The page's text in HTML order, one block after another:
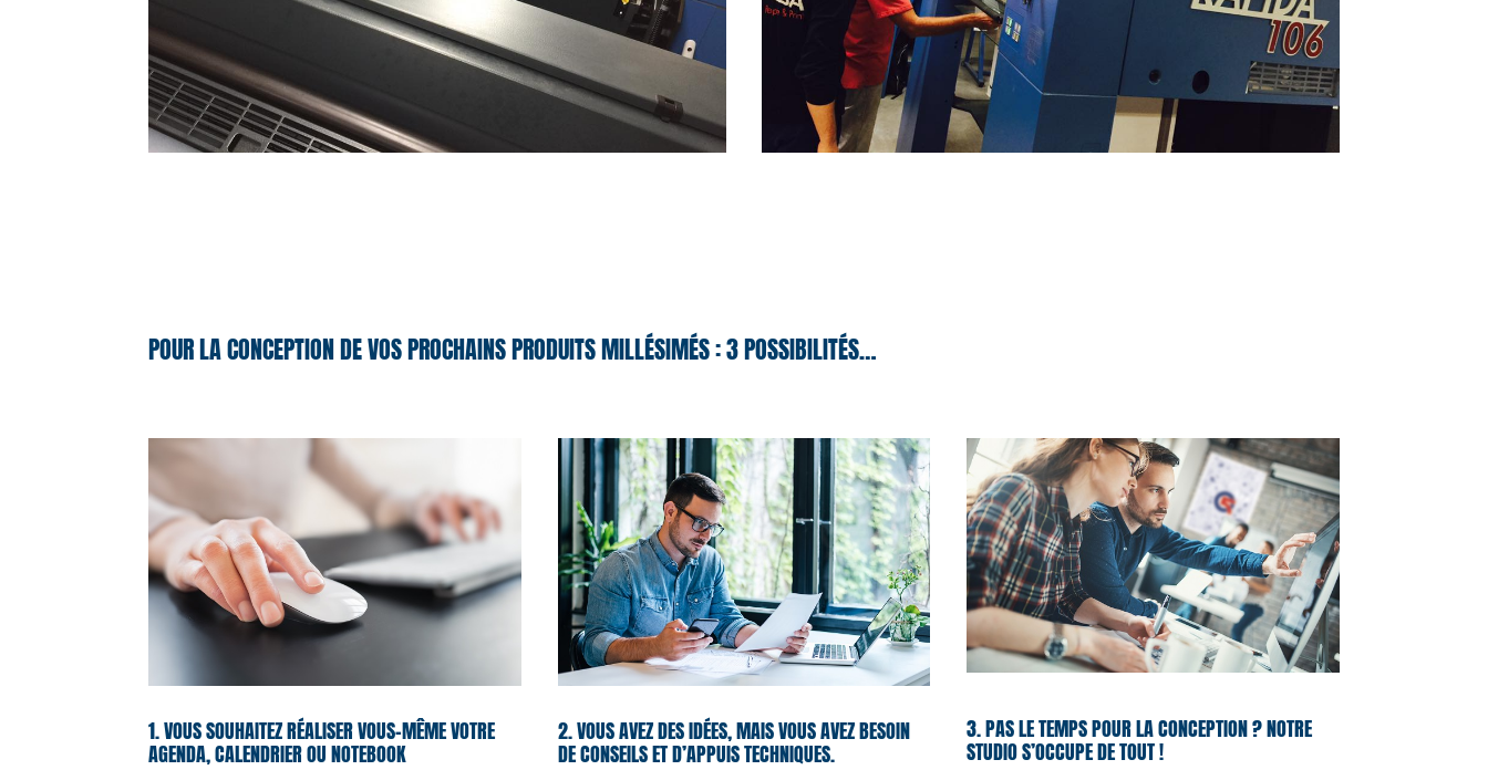
POUR LA CONCEPTION DE VOS PROCHAINS PRODUITS MILLÉSIMÉS : 3 POSSIBILITÉS…
1. VOUS SOUHAITEZ RÉALISER VOUS-MÊME VOTRE
AGENDA, CALENDRIER OU NOTEBOOK
2. VOUS AVEZ DES IDÉES, MAIS VOUS AVEZ BESOIN
DE CONSEILS ET D’APPUIS TECHNIQUES.
3. PAS LE TEMPS POUR LA CONCEPTION ? NOTRE
STUDIO S’OCCUPE DE TOUT !